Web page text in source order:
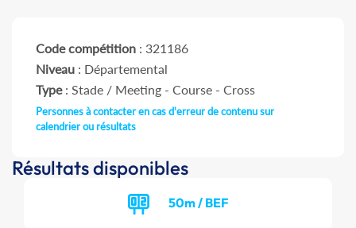
Code compétition : 321186
Niveau : Départemental
Type: Stade / Meeting - Course - Cross
Personnes à contacter en cas d'erreur de contenu sur
calendrier ou résultats
Résultats disponibles
50m / BEF